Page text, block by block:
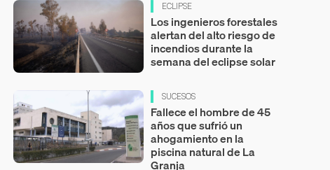
ECLIPSE
Los ingenieros forestales
alertan del alto riesgo de
incendios durante la
semana del eclipse solar
SUCESOS
Fallece el hombre de 45
años que sufrió un
ahogamiento en la
piscina natural de La
Granja